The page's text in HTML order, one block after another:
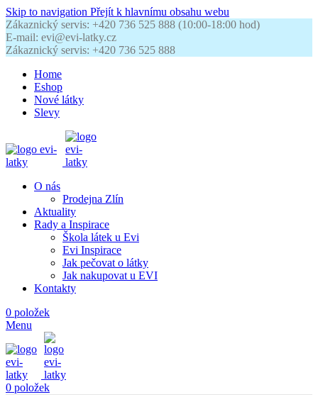
Skip to navigation Přejít k hlavnímu obsahu webu
Zákaznický servis: +420 736 525 888 (10:00-18:00 hod)
E-mail: evi@evi-latky.cz
Zákaznický servis: +420 736 525 888
Home
Eshop
Nové látky
Slevy
O nás
Prodejna Zlín
Aktuality
Rady a Inspirace
Škola látek u Evi
Evi Inspirace
Jak pečovat o látky
Jak nakupovat u EVI
Kontakty
0 položek
Menu
0 položek